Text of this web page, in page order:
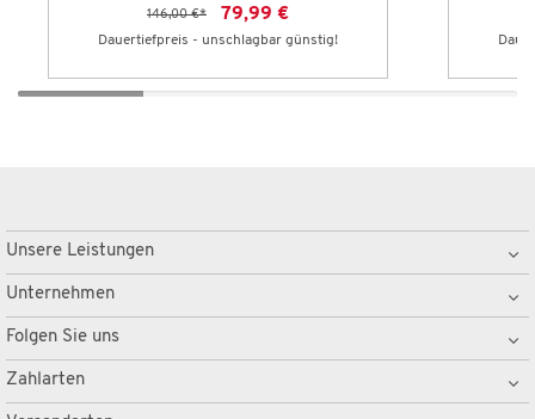
146,00 €* 79,99 €
Dauertiefpreis - unschlagbar günstig!
Unsere Leistungen
Unternehmen
Folgen Sie uns
Zahlarten